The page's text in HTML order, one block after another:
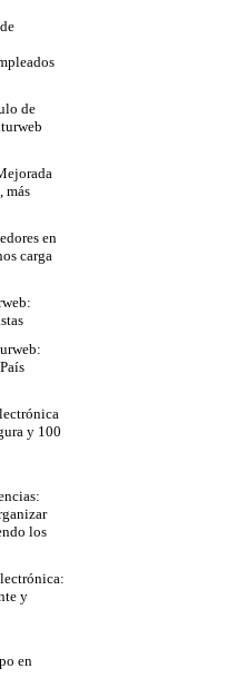
de
más
en
carga
y 100
los
y
en